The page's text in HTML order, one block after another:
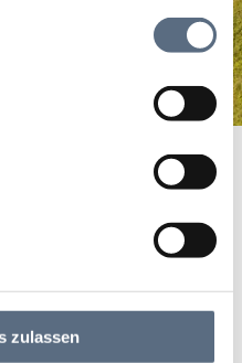
haben oder die
der Dienste gesammelt
zulassen
GmbH